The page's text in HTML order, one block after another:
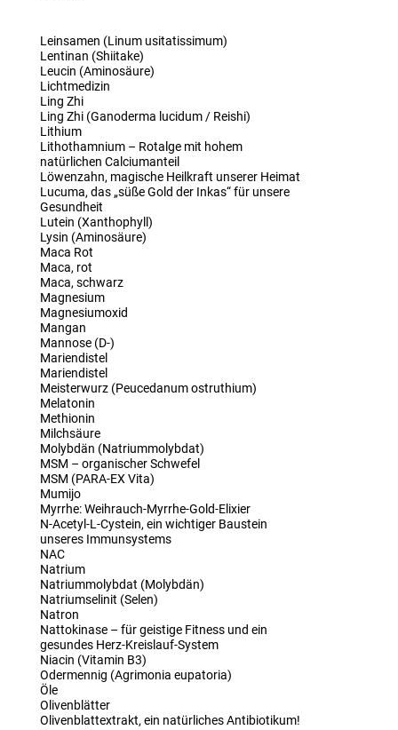
Leinsamen (Linum usitatissimum)
Lentinan (Shiitake)
Leucin (Aminosäure)
Lichtmedizin
Ling Zhi
Ling Zhi (Ganoderma lucidum / Reishi)
Lithium
Lithothamnium – Rotalge mit hohem
natürlichen Calciumanteil
Löwenzahn, magische Heilkraft unserer Heimat
Lucuma, das „süße Gold der Inkas“ für unsere
Gesundheit
Lutein (Xanthophyll)
Lysin (Aminosäure)
Maca Rot
Maca, rot
Maca, schwarz
Magnesium
Magnesiumoxid
Mangan
Mannose (D-)
Mariendistel
Mariendistel
Meisterwurz (Peucedanum ostruthium)
Melatonin
Methionin
Milchsäure
Molybdän (Natriummolybdat)
MSM – organischer Schwefel
MSM (PARA-EX Vita)
Mumijo
Myrrhe: Weihrauch-Myrrhe-Gold-Elixier
N-Acetyl-L-Cystein, ein wichtiger Baustein
unseres Immunsystems
NAC
Natrium
Natriummolybdat (Molybdän)
Natriumselinit (Selen)
Natron
Nattokinase – für geistige Fitness und ein
gesundes Herz-Kreislauf-System
Niacin (Vitamin B3)
Odermennig (Agrimonia eupatoria)
Öle
Olivenblätter
Olivenblattextrakt, ein natürliches Antibiotikum!